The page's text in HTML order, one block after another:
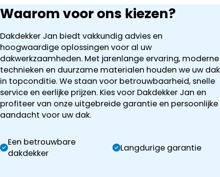
Waarom voor ons kiezen?
Dakdekker Jan biedt vakkundig advies en
hoogwaardige oplossingen voor al uw
dakwerkzaamheden. Met jarenlange ervaring, moderne
technieken en duurzame materialen houden we uw dak
in topconditie. We staan voor betrouwbaarheid, snelle
service en eerlijke prijzen. Kies voor Dakdekker Jan en
profiteer van onze uitgebreide garantie en persoonlijke
aandacht voor uw dak.
Een betrouwbare
dakdekker
Langdurige garantie